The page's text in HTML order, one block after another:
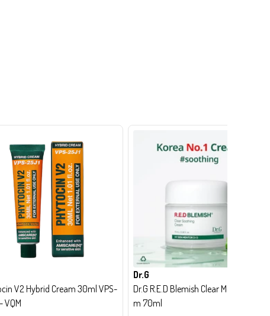
V2 Hybrid Cream 30ml VPS-
VQM
Dr.G
Dr.G R.E.D Blemish Clear Moisture Crea
m 70ml